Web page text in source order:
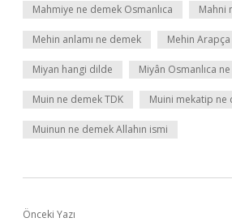
Mahmiye ne demek Osmanlıca Mahni
Mehin anlamı ne demek Mehin
Miyan hangi dilde Miyân Osmanlıca
Muin ne demek TDK Muini mekatip ne
Muinun ne demek Allahın ismi
Önceki Yazı